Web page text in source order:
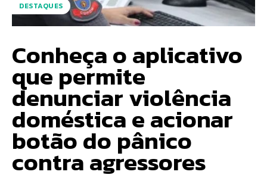
DESTAQUES
Conheça o aplicativo
que permite
denunciar violência
doméstica e acionar
botão do pânico
contra agressores